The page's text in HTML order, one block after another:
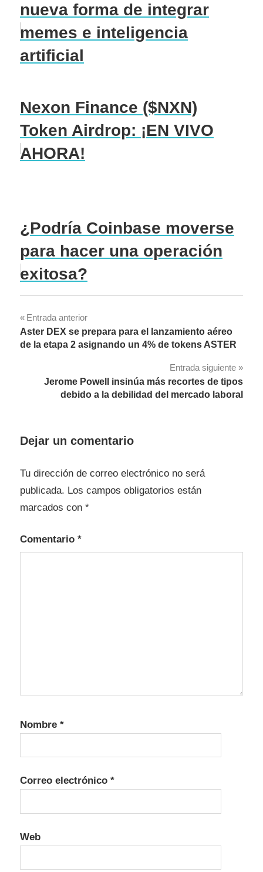
nueva forma de integrar
memes e inteligencia
artificial
Nexon Finance ($NXN)
Token Airdrop: ¡EN VIVO
AHORA!
¿Podría Coinbase moverse
para hacer una operación
exitosa?
Navegación
de
Entrada anterior
Aster DEX se prepara para el lanzamiento aéreo
de la etapa 2 asignando un 4% de tokens ASTER
Entrada siguiente
Jerome Powell insinúa más recortes de tipos
debido a la debilidad del mercado laboral
Dejar un comentario
Tu dirección de correo electrónico no será
publicada. Los campos obligatorios están
marcados con *
Comentario *
Nombre *
Correo electrónico *
Web